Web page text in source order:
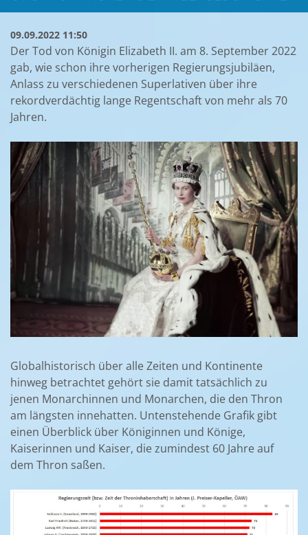
09.09.2022 11:50
Der Tod von Königin Elizabeth II. am 8. September 2022
gab, wie schon ihre vorherigen Regierungsjubiläen,
Anlass zu verschiedenen Superlativen über ihre
rekordverdächtig lange Regentschaft von mehr als 70
Jahren.
Globalhistorisch über alle Zeiten und Kontinente
hinweg betrachtet gehört sie damit tatsächlich zu
jenen Monarchinnen und Monarchen, die den Thron
am längsten innehatten. Untenstehende Grafik gibt
einen Überblick über Königinnen und Könige,
Kaiserinnen und Kaiser, die zumindest 60 Jahre auf
dem Thron saßen.